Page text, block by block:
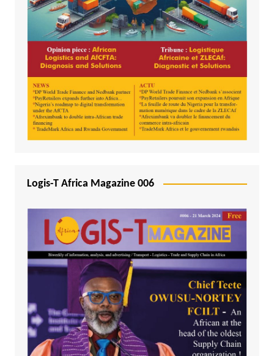
Logis-T Africa Magazine 006